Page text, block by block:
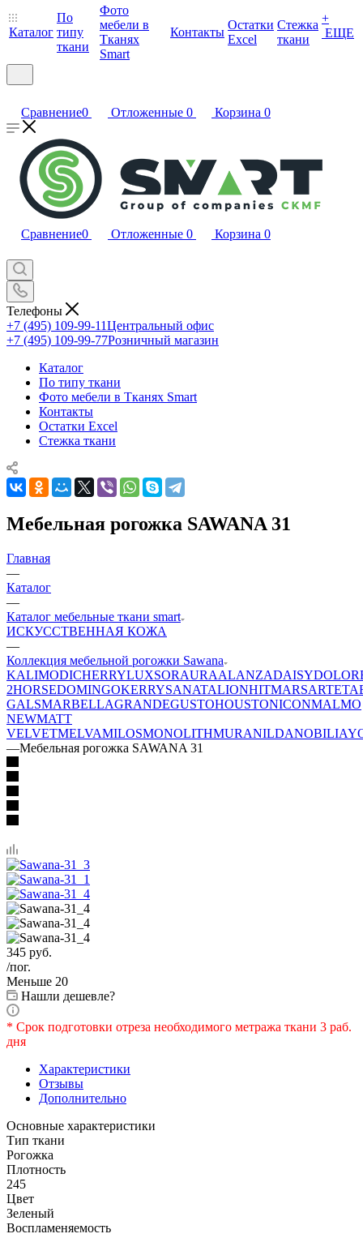
Каталог
По
типу
ткани
Фото
мебели в
Тканях
Smart
Контакты
Остатки
Excel
Стежка
ткани
+
ЕЩЕ
Сравнение0 Отложенные 0 Корзина 0
Сравнение0 Отложенные 0 Корзина 0
Телефоны
+7 (495) 109-99-11Центральный офис
+7 (495) 109-99-77Розничный магазин
Каталог
По типу ткани
Фото мебели в Тканях Smart
Контакты
Остатки Excel
Стежка ткани
Мебельная рогожка SAWANA 31
Главная
—
Каталог
—
Каталог мебельные ткани smart
ИСКУССТВЕННАЯ КОЖА
—
Коллекция мебельной рогожки Sawana
KALIMODICHERRYLUXSORAURAALANZADAISY
2HORSEDOMINGOKERRYSANATALIONHITMARSARTE
GALSMARBELLAGRANDEGUSTOHOUSTONICONMALMO
NEWMATT
VELVETMELVAMILOSMONOLITHMURANILDANOBILIA
—Мебельная рогожка SAWANA 31
345 руб.
/пог.
Меньше 20
Нашли дешевле?
* Срок подготовки отреза необходимого метража ткани 3 раб.
дня
Характеристики
Отзывы
Дополнительно
Основные характеристики
Тип ткани
Рогожка
Плотность
245
Цвет
Зеленый
Воспламеняемость